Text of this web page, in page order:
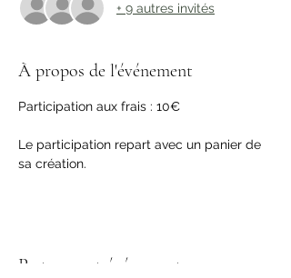
+ 9 autres invités
À propos de l'événement
Participation aux frais : 10€
Le participation repart avec un panier de
sa création.
Partager cet événement